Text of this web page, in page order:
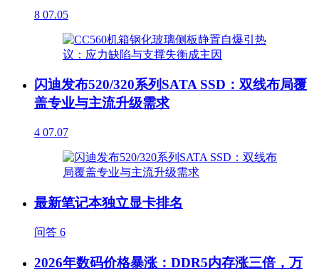
8 07.05
闪迪发布520/320系列SATA SSD：双线布局覆
盖专业与主流升级需求
4 07.07
最新笔记本独立显卡排名
问答 6
2026年数码价格暴涨：DDR5内存涨三倍，万